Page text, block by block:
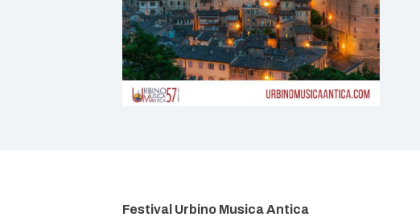
Festival Urbino Musica Antica